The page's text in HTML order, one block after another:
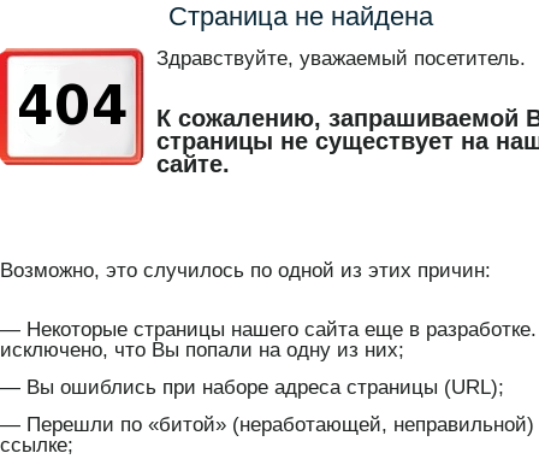
Страница не найдена
Здравствуйте, уважаемый посетитель.
К сожалению, запрашиваемой
страницы не существует на
сайте.
Возможно, это случилось по одной из этих причин:
— Некоторые страницы нашего сайта еще в
исключено, что Вы попали на одну из них;
— Вы ошиблись при наборе адреса страницы (URL);
— Перешли по «битой» (неработающей, неправильной)
ссылке;